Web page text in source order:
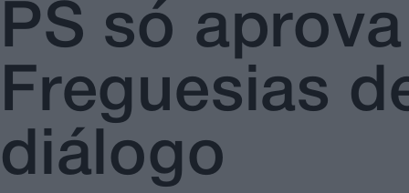
PS só
Freguesias
diálogo